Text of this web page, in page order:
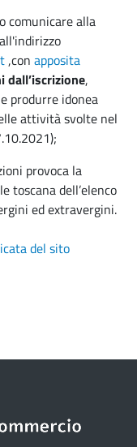
comunicare alla
,con apposita
dall’iscrizione,
produrre idonea
attività svolte nel
provoca la
toscana dell’elenco
ed extravergini.
del sito